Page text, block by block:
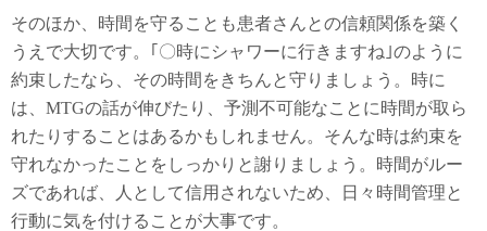
そのほか、時間を守ることも患者さんとの信頼関係を築く
うえで大切です。｢〇時にシャワーに行きますね｣のように
約束したなら、その時間をきちんと守りましょう。時に
は、MTGの話が伸びたり、予測不可能なことに時間が取ら
れたりすることはあるかもしれません。そんな時は約束を
守れなかったことをしっかりと謝りましょう。時間がルー
ズであれば、人として信用されないため、日々時間管理と
行動に気を付けることが大事です。